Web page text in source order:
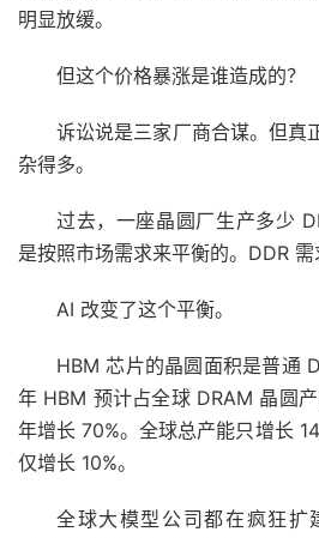
明显放缓。
但这个价格暴涨是谁造成的？
诉讼说是三家厂商合谋。但真
杂得多。
过去，一座晶圆厂生产多少
是按照市场需求来平衡的。DDR 需
AI 改变了这个平衡。
HBM 芯片的晶圆面积是普通
年 HBM 预计占全球 DRAM 晶圆
年增长 70%。全球总产能只增长
仅增长 10%。
全球大模型公司都在疯狂扩